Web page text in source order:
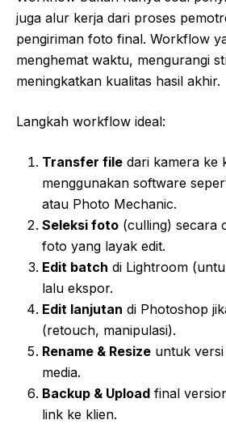
juga alur kerja dari proses
pengiriman foto final. Workflow
menghemat waktu, mengurangi
meningkatkan kualitas hasil akhir.
Langkah workflow ideal:
Transfer file dari kamera ke
menggunakan software
atau Photo Mechanic.
Seleksi foto (culling) secara
foto yang layak edit.
Edit batch di Lightroom
lalu ekspor.
Edit lanjutan di Photoshop
(retouch, manipulasi).
Rename & Resize untuk
media.
Backup & Upload final
link ke klien.